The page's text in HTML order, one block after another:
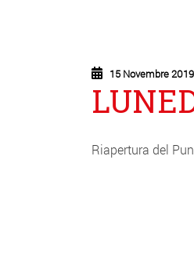
15 Novembre 2019
Riapertura del